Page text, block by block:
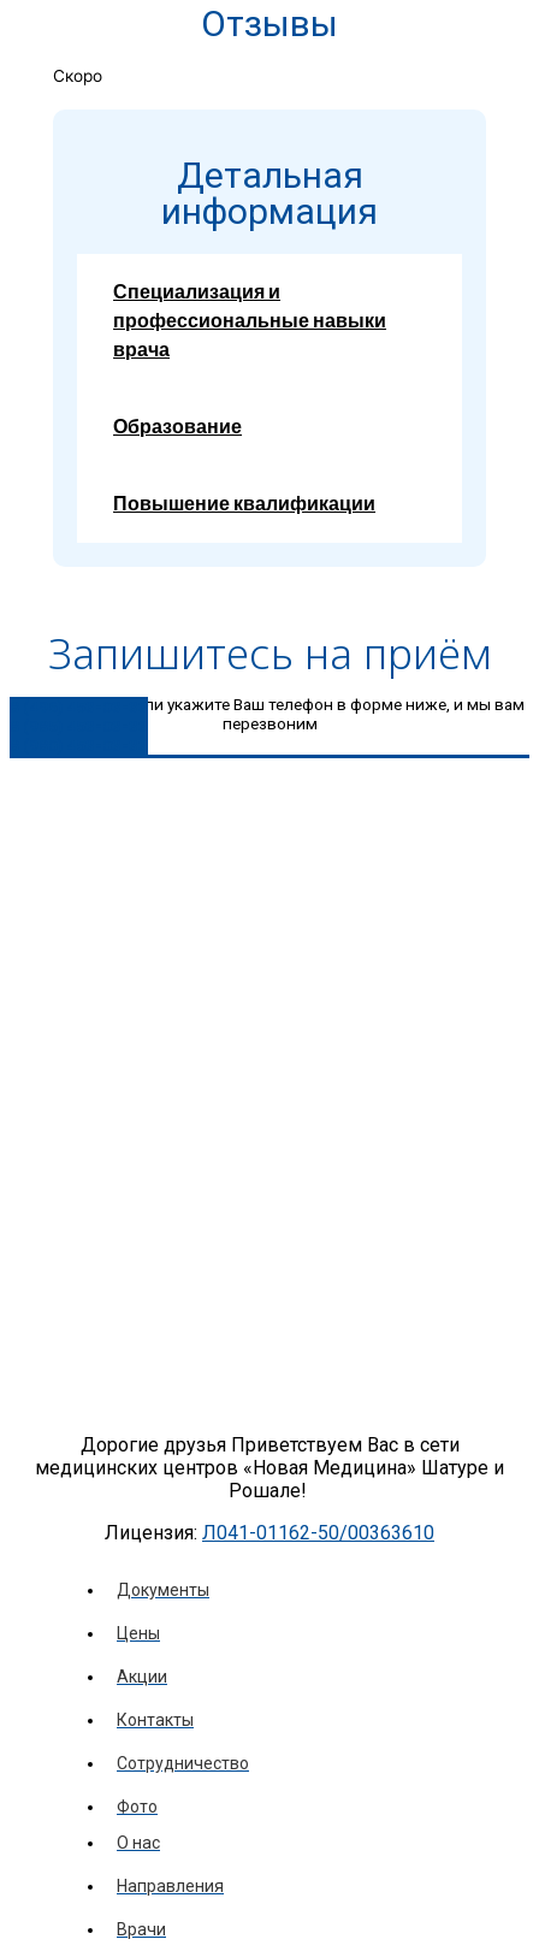
Отзывы
Скоро
Детальная
информация
Специализация и
профессиональные навыки
врача
Образование
Повышение квалификации
Запишитесь на приём
Позвоните нам или укажите Ваш телефон в форме ниже, и мы вам
перезвоним
Дорогие друзья Приветствуем Вас в сети
медицинских центров «Новая Медицина» Шатуре и
Рошале!
Лицензия: Л041-01162-50/00363610
Документы
Цены
Акции
Контакты
Сотрудничество
Фото
О нас
Направления
Врачи